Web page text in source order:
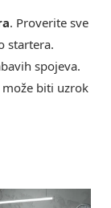
. Proverite sve
startera.
spojeva.
biti uzrok